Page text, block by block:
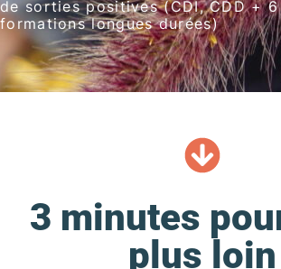
de sorties positives (CDI, CDD + 6
formations longues durées)
3 minutes
plus loin